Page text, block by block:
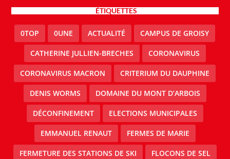
ÉTIQUETTES
0TOP 0UNE ACTUALITÉ CAMPUS DE GROISY
CATHERINE JULLIEN-BRECHES CORONAVIRUS
CORONAVIRUS MACRON CRITERIUM DU DAUPHINE
DENIS WORMS DOMAINE DU MONT D’ARBOIS
DÉCONFINEMENT ELECTIONS MUNICIPALES
EMMANUEL RENAUT FERMES DE MARIE
FERMETURE DES STATIONS DE SKI FLOCONS DE SEL